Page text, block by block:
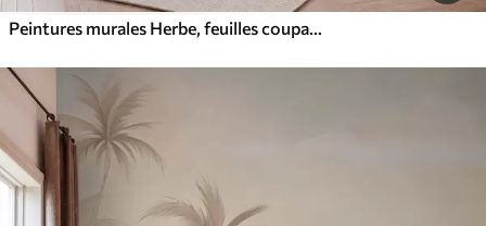
Peintures murales Herbe, feuilles coupantes